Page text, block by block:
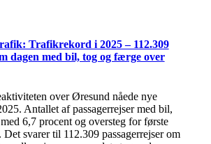
Trafikrekord i 2025 – 112.309
dagen med bil, tog og færge over
over Øresund nåede nye
Antallet af passagerrejser med bil,
6,7 procent og oversteg for første
svarer til 112.309 passagerrejser om